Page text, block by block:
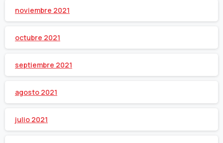
noviembre 2021
octubre 2021
septiembre 2021
agosto 2021
julio 2021